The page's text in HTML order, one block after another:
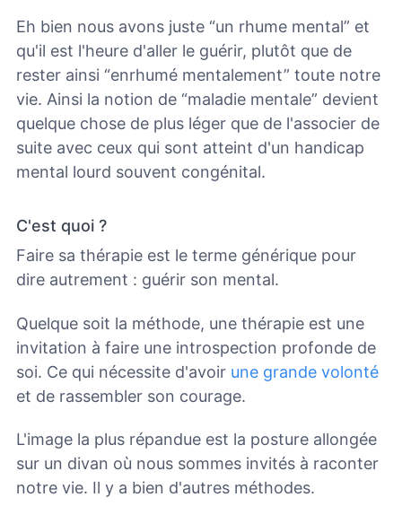
Eh bien nous avons juste “un rhume mental” et
qu'il est l'heure d'aller le guérir, plutôt que de
rester ainsi “enrhumé mentalement” toute notre
vie. Ainsi la notion de “maladie mentale” devient
quelque chose de plus léger que de l'associer de
suite avec ceux qui sont atteint d'un handicap
mental lourd souvent congénital.
C'est quoi ?
Faire sa thérapie est le terme générique pour
dire autrement : guérir son mental.
Quelque soit la méthode, une thérapie est une
invitation à faire une introspection profonde de
soi. Ce qui nécessite d'avoir une grande volonté
et de rassembler son courage.
L'image la plus répandue est la posture allongée
sur un divan où nous sommes invités à raconter
notre vie. Il y a bien d'autres méthodes.